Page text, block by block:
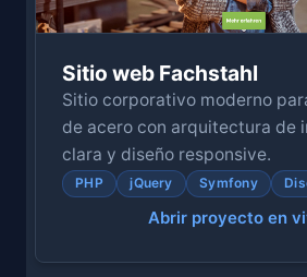
Sitio web Fachstahl
Sitio corporativo moderno
de acero con arquitectura de
clara y diseño responsive.
PHP jQuery Symfony
Abrir proyecto en